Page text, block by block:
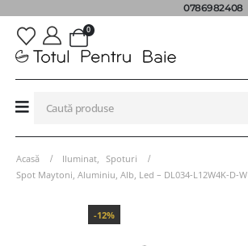
0786982408
0
Acasă Iluminat
Spoturi
Spot Maytoni, Aluminiu, Alb, Led – DL034-L12W4K-D-W
-12%